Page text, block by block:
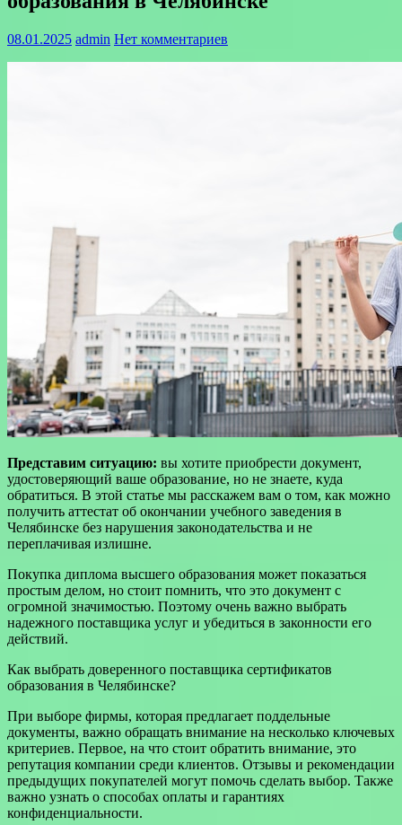
08.01.2025 admin Нет комментариев
Представим ситуацию: вы хотите приобрести документ,
удостоверяющий ваше образование, но не знаете, куда
обратиться. В этой статье мы расскажем вам о том, как можно
получить аттестат об окончании учебного заведения в
Челябинске без нарушения законодательства и не
переплачивая излишне.
Покупка диплома высшего образования может показаться
простым делом, но стоит помнить, что это документ с
огромной значимостью. Поэтому очень важно выбрать
надежного поставщика услуг и убедиться в законности его
действий.
Как выбрать доверенного поставщика сертификатов
образования в Челябинске?
При выборе фирмы, которая предлагает поддельные
документы, важно обращать внимание на несколько ключевых
критериев. Первое, на что стоит обратить внимание, это
репутация компании среди клиентов. Отзывы и рекомендации
предыдущих покупателей могут помочь сделать выбор. Также
важно узнать о способах оплаты и гарантиях
конфиденциальности.